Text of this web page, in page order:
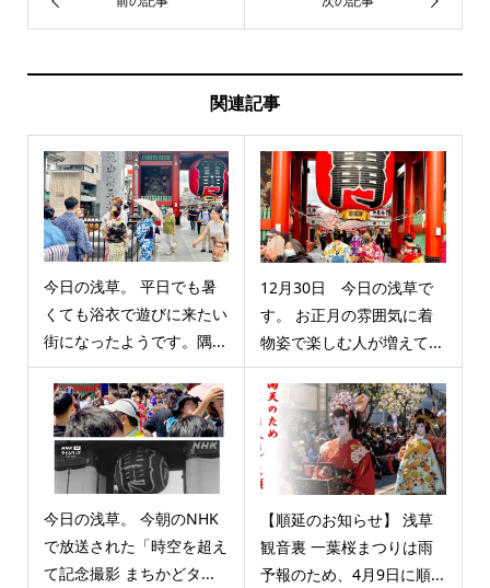
関連記事
今日の浅草。 平日でも暑
くても浴衣で遊びに来たい
街になったようです。隅...
12月30日 今日の浅草で
す。 お正月の雰囲気に着
物姿で楽しむ人が増えて...
今日の浅草。 今朝のNHK
で放送された「時空を超え
て記念撮影 まちかどタ...
【順延のお知らせ】 浅草
観音裏 一葉桜まつりは雨
予報のため、4月9日に順...